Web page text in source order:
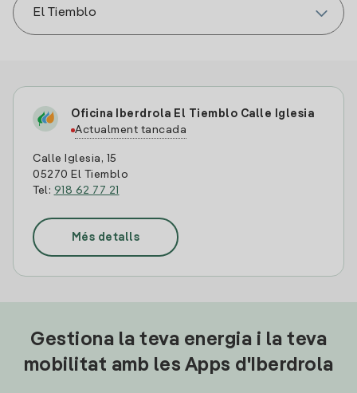
Oficina Iberdrola El Tiemblo Calle Iglesia
Actualment tancada
Calle Iglesia, 15
05270 El Tiemblo
Tel: 918 62 77 21
Més detalls
Gestiona la teva energia i la teva
mobilitat amb les Apps d'Iberdrola